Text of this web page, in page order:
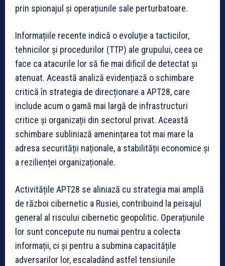
prin spionajul și operațiunile sale perturbatoare.
Informațiile recente indică o evoluție a tacticilor,
tehnicilor și procedurilor (TTP) ale grupului, ceea ce
face ca atacurile lor să fie mai dificil de detectat și
atenuat. Această analiză evidențiază o schimbare
critică în strategia de direcționare a APT28, care
include acum o gamă mai largă de infrastructuri
critice și organizații din sectorul privat. Această
schimbare subliniază amenințarea tot mai mare la
adresa securității naționale, a stabilității economice și
a rezilienței organizaționale.
Activitățile APT28 se aliniază cu strategia mai amplă
de război cibernetic a Rusiei, contribuind la peisajul
general al riscului cibernetic geopolitic. Operațiunile
lor sunt concepute nu numai pentru a colecta
informații, ci și pentru a submina capacitățile
adversarilor lor, escaladând astfel tensiunile